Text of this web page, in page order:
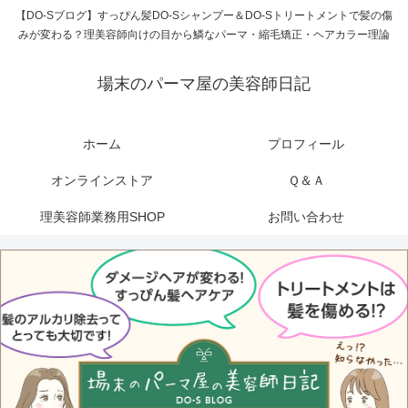
【DO-Sブログ】すっぴん髪DO-Sシャンプー＆DO-Sトリートメントで髪の傷
みが変わる？理美容師向けの目から鱗なパーマ・縮毛矯正・ヘアカラー理論
場末のパーマ屋の美容師日記
ホーム プロフィール
オンラインストア Ｑ＆Ａ
理美容師業務用SHOP お問い合わせ